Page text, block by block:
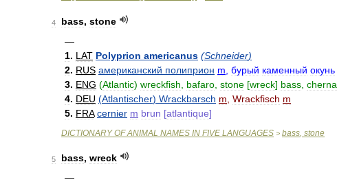
4 bass, stone
—
1. LAT Polyprion americanus (Schneider)
2. RUS американский полиприон m бурый каменный окунь
3. ENG (Atlantic) wreckfish bafaro stone [wreck] bass cherna
4. DEU (Atlantischer) Wrackbarsch m Wrackfisch m
5. FRA cernier m brun [atlantique]
DICTIONARY OF ANIMAL NAMES IN FIVE LANGUAGES > bass, stone
5 bass, wreck
—